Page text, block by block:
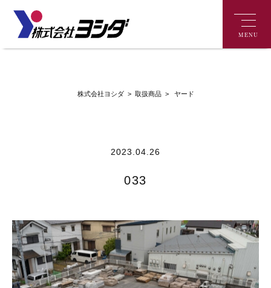
MENU
株式会社ヨシダ> 取扱商品> ヤード
2023.04.26
033